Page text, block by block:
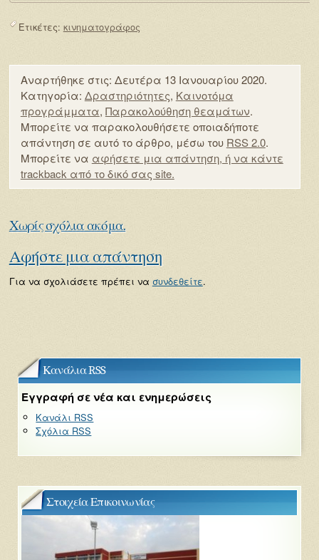
Ετικέτες: κινηματογράφος
Αναρτήθηκε στις: Δευτέρα 13 Ιανουαρίου 2020.
Κατηγορία: Δραστηριότητες, Καινοτόμα
προγράμματα, Παρακολούθηση θεαμάτων.
Μπορείτε να παρακολουθήσετε οποιαδήποτε
απάντηση σε αυτό το άρθρο, μέσω του RSS 2.0.
Μπορείτε να αφήσετε μια απάντηση, ή να κάντε
trackback από το δικό σας site.
Χωρίς σχόλια ακόμα.
Αφήστε μια απάντηση
Για να σχολιάσετε πρέπει να συνδεθείτε.
Κανάλια RSS
Εγγραφή σε νέα και ενημερώσεις
Κανάλι RSS
Σχόλια RSS
Στοιχεία Επικοινωνίας